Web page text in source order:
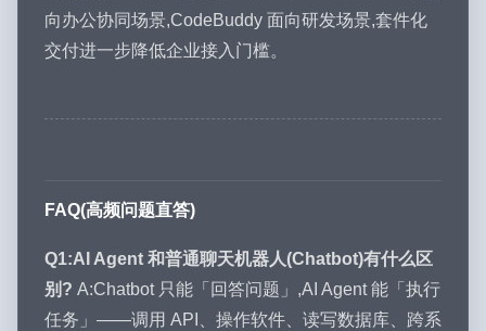
向办公协同场景,CodeBuddy 面向研发场景,套件化
交付进一步降低企业接入门槛。
FAQ(高频问题直答)
Q1:AI Agent 和普通聊天机器人(Chatbot)有什么区
别? A:Chatbot 只能「回答问题」,AI Agent 能「执行
任务」——调用 API、操作软件、读写数据库、跨系